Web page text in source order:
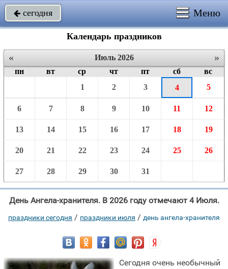
 сегодня Меню
Календарь праздников
« »
Июль 2026
пн
вт ср чт пт сб
вс
1
2 3 4 5
6 7 8 9 10 11 12
13 14 15 16 17 18 19
20 21 22 23 24 25 26
27 28 29 30 31
День Ангела-хранителя. В 2026 году отмечают 4 Июля.
праздники сегодня / праздники июля /день ангела-хранителя
Сегодня очень необычный